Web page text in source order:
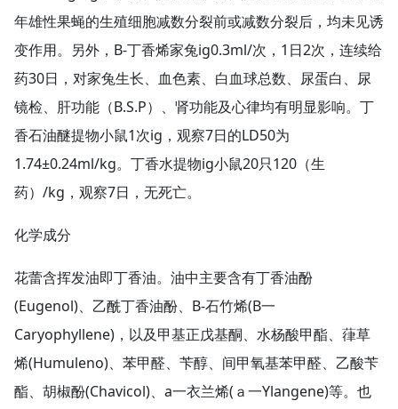
年雄性果蝇的生殖细胞减数分裂前或减数分裂后，均未见诱
变作用。另外，B-丁香烯家兔ig0.3ml/次，1日2次，连续给
药30日，对家兔生长、血色素、白血球总数、尿蛋白、尿
镜检、肝功能（B.S.P）、肾功能及心律均有明显影响。丁
香石油醚提物小鼠1次ig，观察7日的LD50为
1.74±0.24ml/kg。丁香水提物ig小鼠20只120（生
药）/kg，观察7日，无死亡。
化学成分
花蕾含挥发油即丁香油。油中主要含有丁香油酚
(Eugenol)、乙酰丁香油酚、B-石竹烯(B一
Caryophyllene)，以及甲基正戊基酮、水杨酸甲酯、葎草
烯(Humuleno)、苯甲醛、苄醇、间甲氧基苯甲醛、乙酸苄
酯、胡椒酚(Chavicol)、a一衣兰烯(ａ一Ylangene)等。也